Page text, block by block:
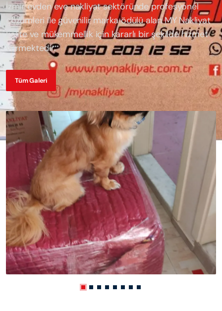
İzmir evden eve nakliyat sektöründe profesyonel
çözümleri ile güvenilir marka ödülü alanMY Nakliyat
kalite ve mükemmellik için kararlı bir şekilde hizmet
vermektedir.
Tüm Galeri